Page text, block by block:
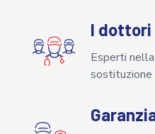
I dottori
Esperti
sostituzione